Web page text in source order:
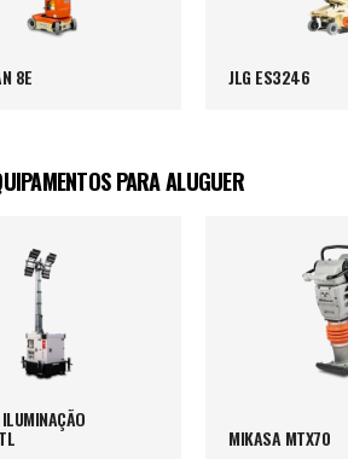
8E JLG ES3246
PARA ALUGUER
MIKASA MTX70